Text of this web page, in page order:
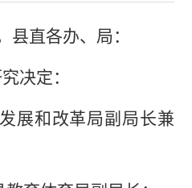
县直各办、局：
决定：
展和改革局副局长兼